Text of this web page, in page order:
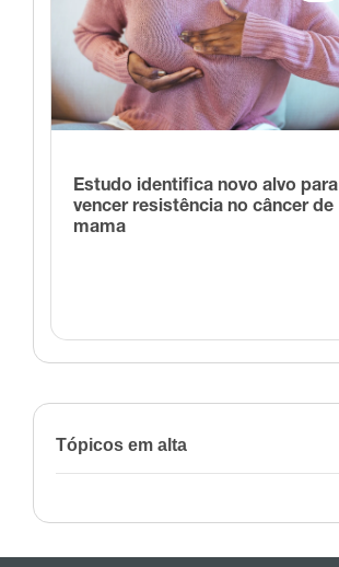
Estudo identifica novo alvo para
vencer resistência no câncer de
mama
Tópicos em alta